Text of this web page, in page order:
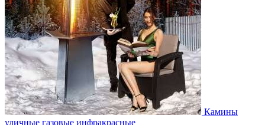
Камины
уличные газовые инфракрасные